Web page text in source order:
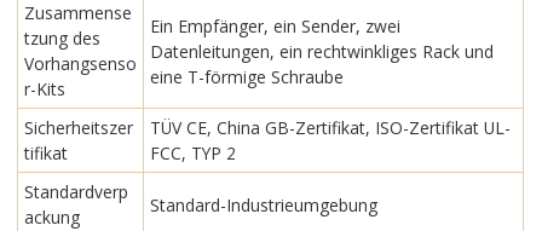
Zusammense
tzung des
Vorhangsenso
r-Kits
Ein Empfänger, ein Sender, zwei
Datenleitungen, ein rechtwinkliges Rack und
eine T-förmige Schraube
Sicherheitszer
tifikat
TÜV CE, China GB-Zertifikat, ISO-Zertifikat UL-
FCC, TYP 2
Standardverp
ackung
Standard-Industrieumgebung